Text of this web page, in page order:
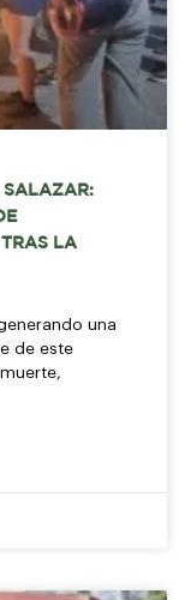
SALAZAR:
TRAS LA
una
de este